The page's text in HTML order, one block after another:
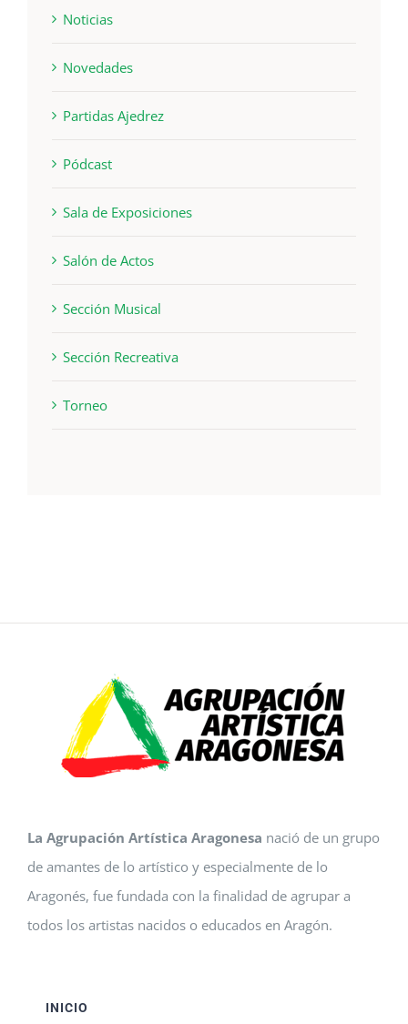
Noticias
Novedades
Partidas Ajedrez
Pódcast
Sala de Exposiciones
Salón de Actos
Sección Musical
Sección Recreativa
Torneo
La Agrupación Artística Aragonesa nació de un grupo
de amantes de lo artístico y especialmente de lo
Aragonés, fue fundada con la finalidad de agrupar a
todos los artistas nacidos o educados en Aragón.
INICIO